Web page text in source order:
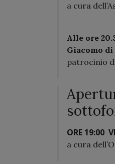
a cura
Alle ore
Giacomo
patrocinio
ORE 19:00
a cura